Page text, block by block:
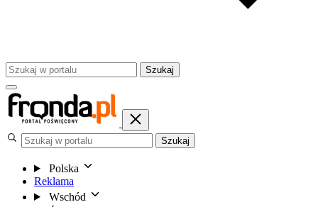
Szukaj
Szukaj
Polska
Reklama
Wschód